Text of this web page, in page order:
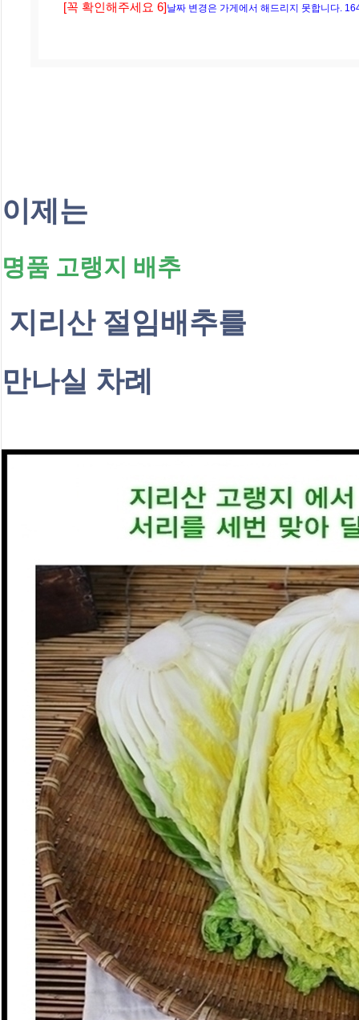
[꼭 확인해주세요 6] 날짜 변경은 가게에서 해드리지 못합니다.
이제는
명품 고랭지 배추
지리산 절임배추를
만나실 차례